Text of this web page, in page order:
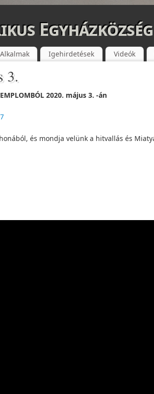
Egyházközség
Alkalmak Igehirdetések Videók
3.
2020. május 3. -án
és mondja velünk a hitvallás és